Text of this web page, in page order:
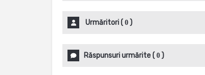
Urmăritori( 0 )
Răspunsuri urmărite( 0 )